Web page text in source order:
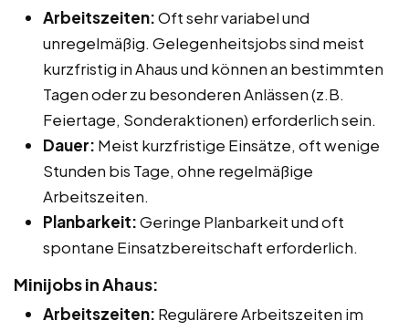
Arbeitszeiten:Oft sehr variabel und
unregelmäßig. Gelegenheitsjobs sind meist
kurzfristig in Ahaus und können an bestimmten
Tagen oder zu besonderen Anlässen (z.B.
Feiertage, Sonderaktionen) erforderlich sein.
Dauer: Meist kurzfristige Einsätze, oft wenige
Stunden bis Tage, ohne regelmäßige
Arbeitszeiten.
Planbarkeit:Geringe Planbarkeit und oft
spontane Einsatzbereitschaft erforderlich.
Minijobs in Ahaus:
Arbeitszeiten: Regulärere Arbeitszeiten im